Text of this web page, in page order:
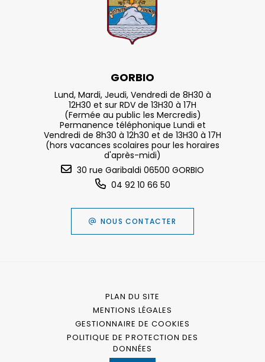
GORBIO
Lund, Mardi, Jeudi, Vendredi de 8H30 à
12H30 et sur RDV de 13H30 à 17H
(Fermée au public les Mercredis)
Permanence téléphonique Lundi et
Vendredi de 8h30 à 12h30 et de 13H30 à 17H
(hors vacances scolaires pour les horaires
d'après-midi)
30 rue Garibaldi 06500 GORBIO
04 92 10 66 50
NOUS CONTACTER
PLAN DU SITE
MENTIONS LÉGALES
GESTIONNAIRE DE COOKIES
POLITIQUE DE PROTECTION DES
DONNÉES